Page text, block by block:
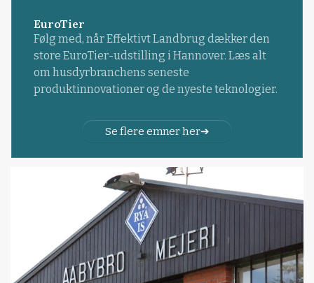
EuroTier
Følg med, når Effektivt Landbrug dækker den
store EuroTier-udstilling i Hannover. Læs alt
om husdyrbranchens seneste
produktinnovationer og de nyeste teknologier.
Se flere emner her